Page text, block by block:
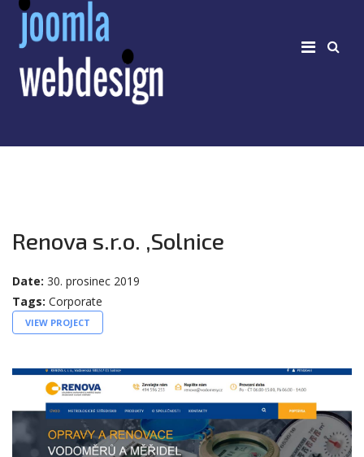
Renova s.r.o. ,Solnice
Date: 30. prosinec 2019
Tags: Corporate
VIEW PROJECT